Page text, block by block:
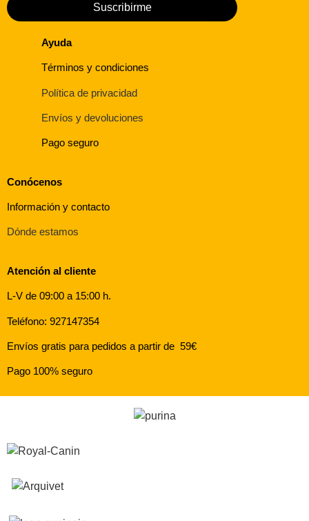
Suscribirme
Ayuda
Términos y condiciones
Política de privacidad
Envíos y devoluciones
Pago seguro
Conócenos
Información y contacto
Dónde estamos
Atención al cliente
L-V de 09:00 a 15:00 h.
Teléfono: 927147354
Envíos gratis para pedidos a partir de 59€
Pago 100% seguro